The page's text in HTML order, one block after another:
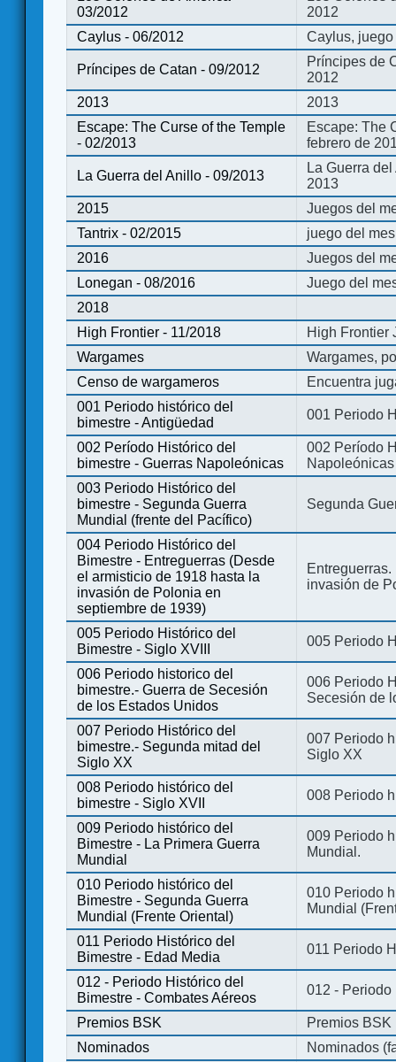
03/2012
2012
Caylus - 06/2012
Caylus,
Príncipes de Catan - 09/2012
Príncipes de
2012
2013
2013
Escape: The Curse of the Temple
- 02/2013
Escape: The
febrero de
La Guerra del Anillo - 09/2013
La Guerra
2013
2015
Juegos del
Tantrix - 02/2015
juego del
2016
Juegos del
Lonegan - 08/2016
Juego del
2018
High Frontier - 11/2018
High Frontier
Wargames
Wargames,
Censo de wargameros
Encuentra
001 Periodo histórico del
bimestre - Antigüedad
001 Periodo
002 Período Histórico del
bimestre - Guerras Napoleónicas
002 Período
Napoleónicas
003 Periodo Histórico del
bimestre - Segunda Guerra
Mundial (frente del Pacífico)
Segunda
004 Periodo Histórico del
Bimestre - Entreguerras (Desde
el armisticio de 1918 hasta la
invasión de Polonia en
septiembre de 1939)
invasión de
005 Periodo Histórico del
Bimestre - Siglo XVIII
005 Periodo
006 Periodo historico del
bimestre.- Guerra de Secesión
de los Estados Unidos
006 Periodo
Secesión de
007 Periodo Histórico del
bimestre.- Segunda mitad del
Siglo XX
007 Periodo
Siglo XX
008 Periodo histórico del
bimestre - Siglo XVII
008 Periodo
009 Periodo histórico del
Bimestre - La Primera Guerra
Mundial
009 Periodo
Mundial.
010 Periodo histórico del
Bimestre - Segunda Guerra
Mundial (Frente Oriental)
010 Periodo
Mundial
011 Periodo Histórico del
Bimestre - Edad Media
011 Periodo
012 - Periodo Histórico del
Bimestre - Combates Aéreos
012 - Periodo
Premios BSK
Premios BSK
Nominados
Nominados